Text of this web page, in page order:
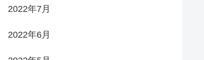
2022年7月
2022年6月